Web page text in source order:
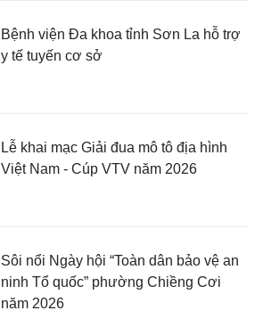
Bệnh viện Đa khoa tỉnh Sơn La hỗ trợ
y tế tuyến cơ sở
Lễ khai mạc Giải đua mô tô địa hình
Việt Nam - Cúp VTV năm 2026
Sôi nổi Ngày hội “Toàn dân bảo vệ an
ninh Tổ quốc” phường Chiềng Cơi
năm 2026